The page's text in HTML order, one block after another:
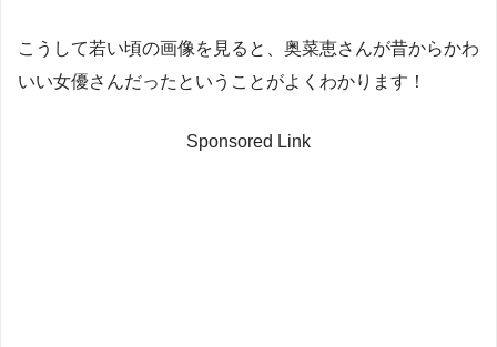
こうして若い頃の画像を見ると、奥菜恵さんが昔からかわ
いい女優さんだったということがよくわかります！
Sponsored Link